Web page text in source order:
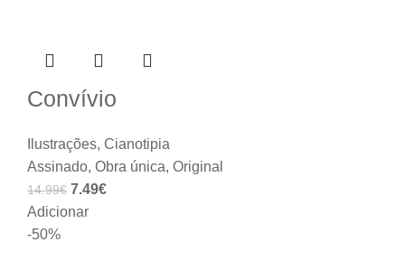
Convívio
Ilustrações, Cianotipia
Assinado, Obra única, Original
14.99€ 7.49€
Adicionar
-50%